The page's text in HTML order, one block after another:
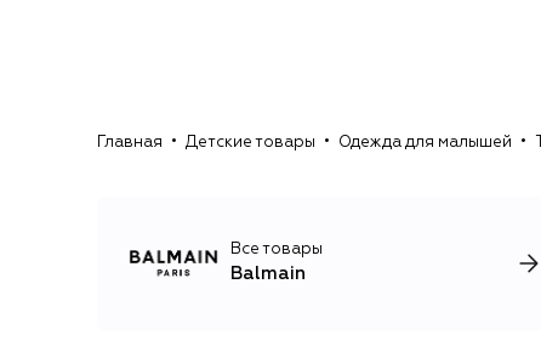
Главная Детские товары Одежда для малышей
Все товары
Balmain